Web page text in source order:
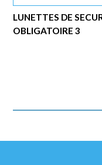
LUNETTES DE
OBLIGATOIRE 3